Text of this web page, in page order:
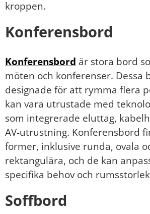
kroppen.
Konferensbord
Konferensbord är stora bord
möten och konferenser. Dessa
designade för att rymma flera
kan vara utrustade med
som integrerade eluttag,
AV-utrustning. Konferensbord
former, inklusive runda, ovala
rektangulära, och de kan
specifika behov och
Soffbord